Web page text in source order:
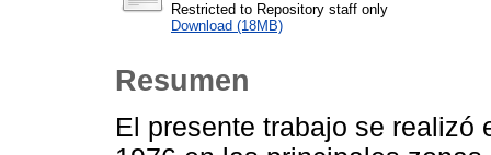
Restricted to Repository staff only
Download (18MB)
Resumen
El presente trabajo se realizó